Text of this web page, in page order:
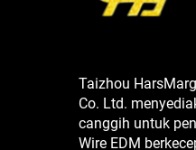
Taizhou
Co. Ltd.
canggih untuk
Wire EDM